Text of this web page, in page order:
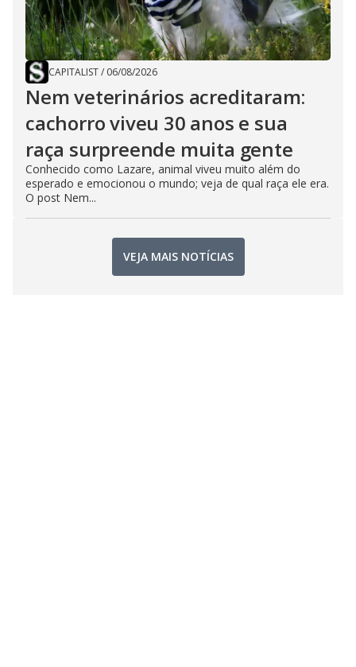
CAPITALIST/ 06/08/2026
Nem veterinários acreditaram:
cachorro viveu 30 anos e sua
raça surpreende muita gente
Conhecido como Lazare, animal viveu muito além do
esperado e emocionou o mundo; veja de qual raça ele era.
O post Nem...
VEJA MAIS NOTÍCIAS